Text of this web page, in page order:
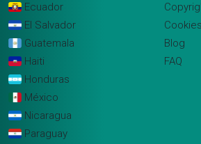
Ecuador
El Salvador
Guatemala
Haiti
Honduras
México
Nicaragua
Paraguay
Cookies
Blog
FAQ